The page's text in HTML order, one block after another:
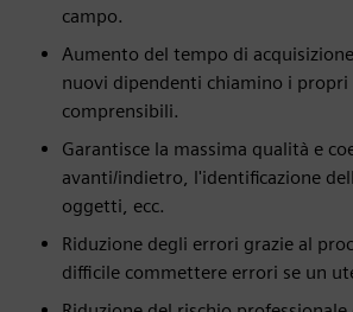
campo.
Aumento del tempo di
nuovi dipendenti chiamino i
comprensibili.
Garantisce la massima qualità e
avanti/indietro, l'identificazione
oggetti, ecc.
Riduzione degli errori grazie al
difficile commettere errori se un